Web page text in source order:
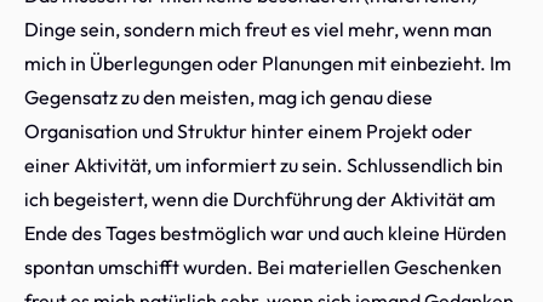
Dinge sein, sondern mich freut es viel mehr, wenn man
mich in Überlegungen oder Planungen mit einbezieht. Im
Gegensatz zu den meisten, mag ich genau diese
Organisation und Struktur hinter einem Projekt oder
einer Aktivität, um informiert zu sein. Schlussendlich bin
ich begeistert, wenn die Durchführung der Aktivität am
Ende des Tages bestmöglich war und auch kleine Hürden
spontan umschifft wurden. Bei materiellen Geschenken